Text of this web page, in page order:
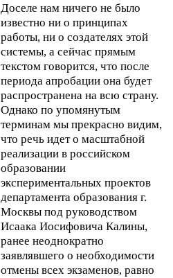
Доселе нам ничего не было
известно ни о принципах
работы, ни о создателях этой
системы, а сейчас прямым
текстом говорится, что после
периода апробации она будет
распространена на всю страну.
Однако по упомянутым
терминам мы прекрасно видим,
что речь идет о масштабной
реализации в российском
образовании
экспериментальных проектов
департамента образования г.
Москвы под руководством
Исаака Иосифовича Калины,
ранее неоднократно
заявлявшего о необходимости
отмены всех экзаменов, равно